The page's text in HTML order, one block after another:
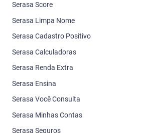
Serasa Score
Serasa Limpa Nome
Serasa Cadastro Positivo
Serasa Calculadoras
Serasa Renda Extra
Serasa Ensina
Serasa Você Consulta
Serasa Minhas Contas
Serasa Seguros